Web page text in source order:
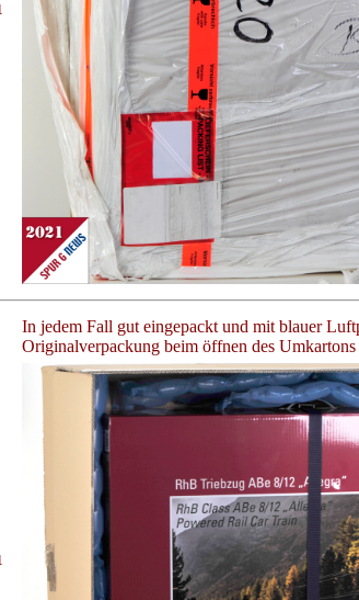
In jedem Fall gut eingepackt und mit blauer
Originalverpackung beim öffnen des